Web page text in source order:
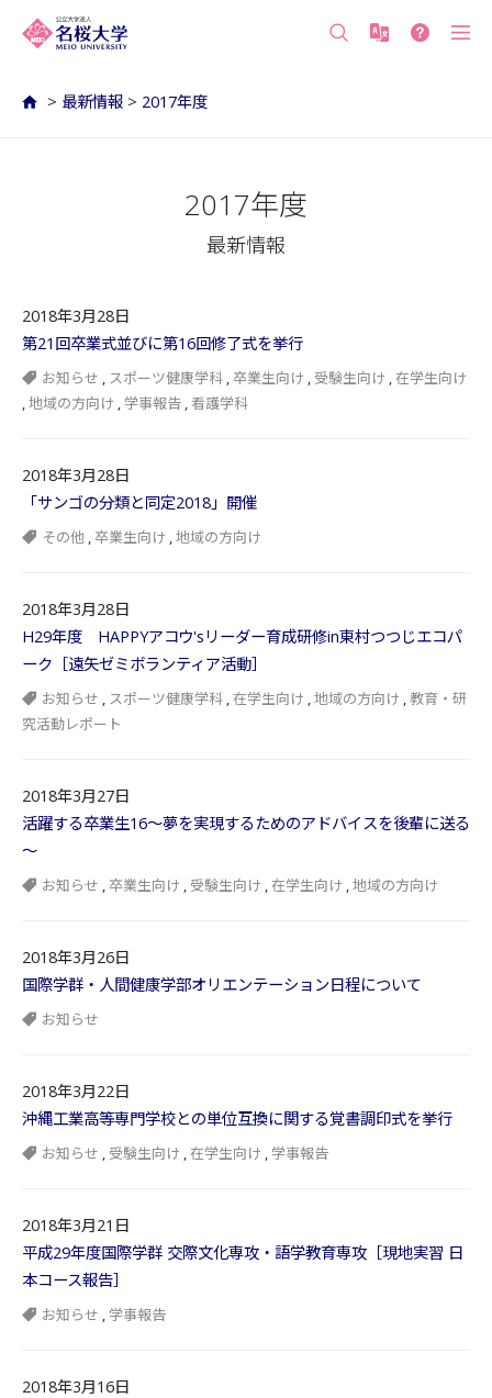
> 最新情報 > 2017年度
2017年度
最新情報
2018年3月28日
第21回卒業式並びに第16回修了式を挙行
お知らせ , スポーツ健康学科 ,卒業生向け , 受験生向け ,在学生向け
,地域の方向け ,学事報告 ,看護学科
2018年3月28日
「サンゴの分類と同定2018」開催
その他 ,卒業生向け ,地域の方向け
2018年3月28日
H29年度 HAPPYアコウ'sリーダー育成研修in東村つつじエコパ
ーク［遠矢ゼミボランティア活動］
お知らせ , スポーツ健康学科 ,在学生向け ,地域の方向け , 教育・研
究活動レポート
2018年3月27日
活躍する卒業生16～夢を実現するためのアドバイスを後輩に送る
～
お知らせ ,卒業生向け , 受験生向け ,在学生向け ,地域の方向け
2018年3月26日
国際学群・人間健康学部オリエンテーション日程について
お知らせ
2018年3月22日
沖縄工業高等専門学校との単位互換に関する覚書調印式を挙行
お知らせ , 受験生向け ,在学生向け ,学事報告
2018年3月21日
平成29年度国際学群 交際文化専攻・語学教育専攻［現地実習 日
本コース報告］
お知らせ ,学事報告
2018年3月16日